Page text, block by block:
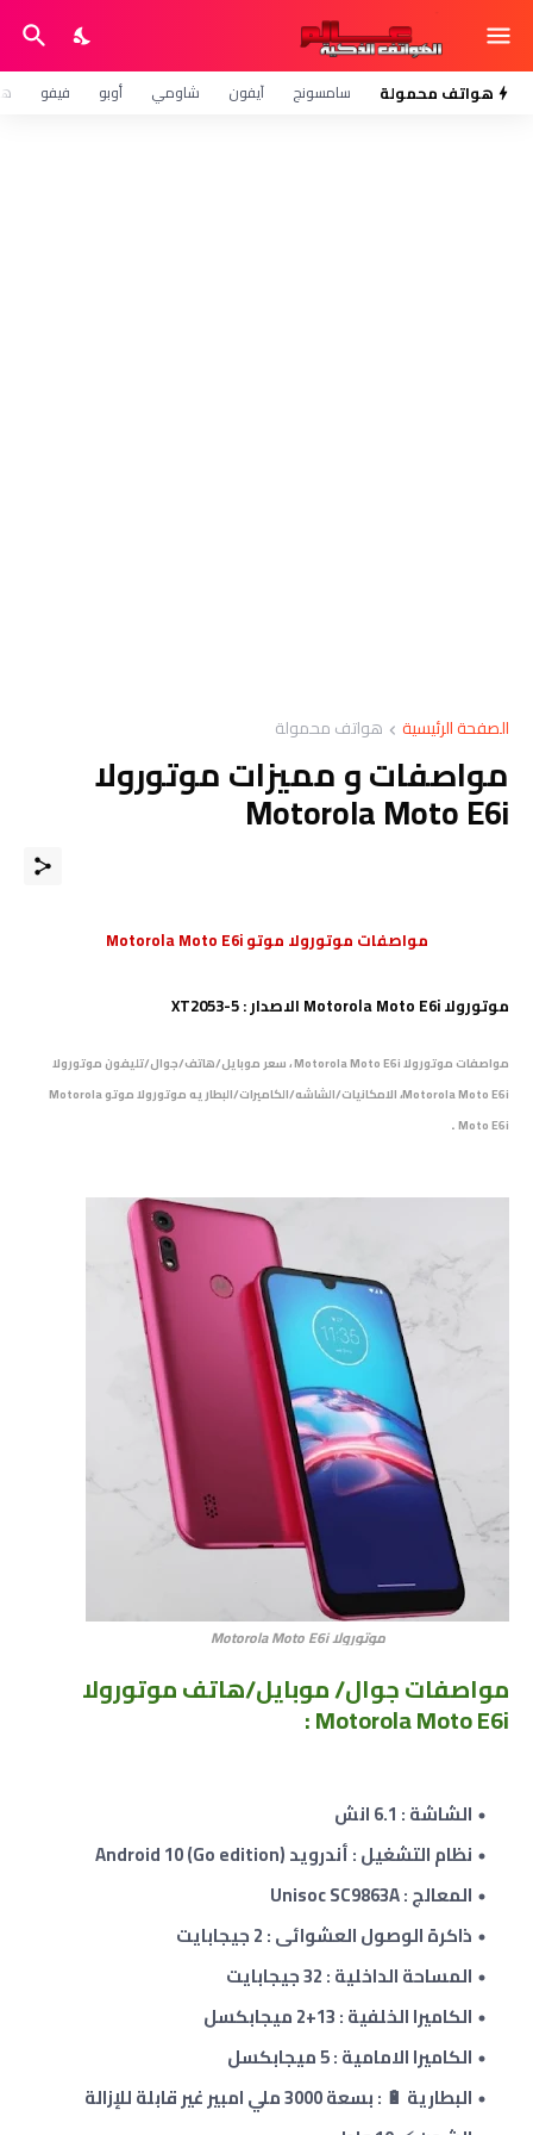
هواتف محمولة سامسونج آيفون شاومي أوبو فيفو
الصفحة الرئيسية هواتف محمولة
مواصفات و مميزات موتورولا
Motorola Moto E6i
مواصفات موتورولا موتو Motorola Moto E6i
موتورولا Motorola Moto E6i الاصدار : XT2053-5
مواصفات موتورولا Motorola Moto E6i ، سعر موبايل/هاتف/جوال/تليفون موتورولا
Motorola Moto E6i، الامكانيات/الشاشه/الكاميرات/البطاريه
موتورولا موتوMotorola
Moto E6i
.
موتورولا Motorola Moto E6i
مواصفات جوال/ موبايل/هاتف موتورولا
Motorola Moto E6i :
الشاشة : 6.1 انش
نظام التشغيل : أندرويد Android 10 (Go edition)
المعالج : Unisoc SC9863A
ذاكرة الوصول العشوائى : 2 جيجابايت
المساحة الداخلية : 32 جيجابايت
الكاميرا الخلفية : 13+
2ميجابكسل
الكاميرا الامامية : 5 ميجابكسل
البطارية 🔋 : بسعة 3000 ملي امبير غير قابلة للإزالة